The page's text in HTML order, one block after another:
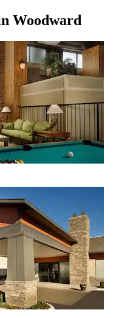
Woodward